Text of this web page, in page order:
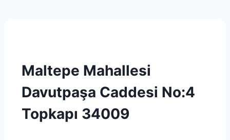
Maltepe Mahallesi
Davutpaşa Caddesi No:4
Topkapı 34009